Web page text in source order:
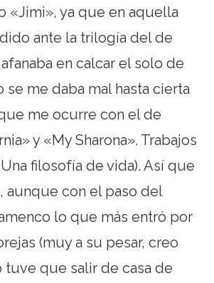
«Jimi», ya que en aquella
ante la trilogía del de
en calcar el solo de
se me daba mal hasta cierta
me ocurre con el de
y «My Sharona». Trabajos
filosofía de vida). Así que
aunque con el paso del
lo que más entró por
(muy a su pesar, creo
tuve que salir de casa de